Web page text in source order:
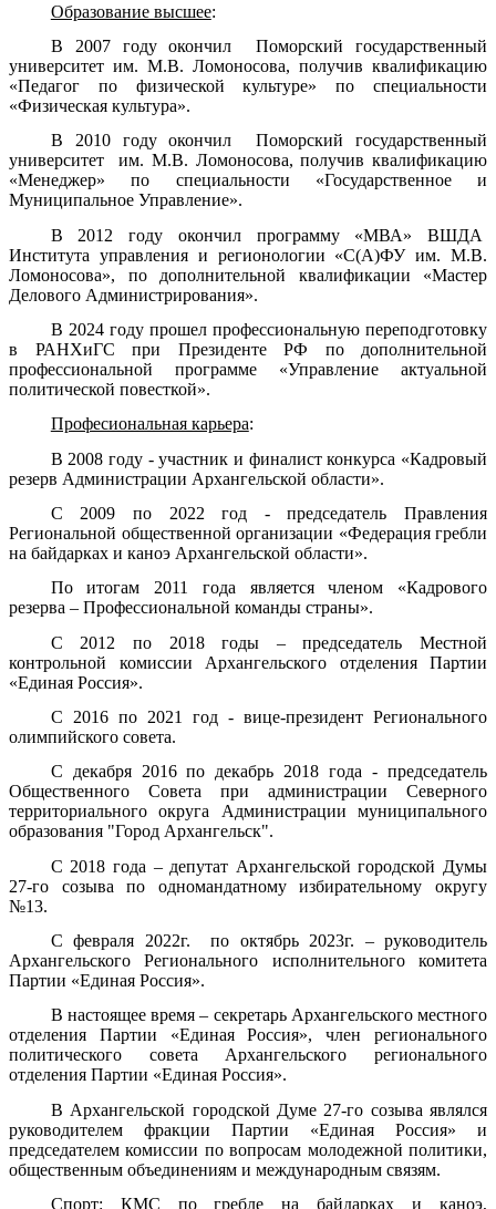
Образование высшее:
В 2007 году окончил Поморский государственный
университет им. М.В. Ломоносова, получив квалификацию
«Педагог по физической культуре» по специальности
«Физическая культура».
В 2010 году окончил Поморский государственный
университет им. М.В. Ломоносова, получив квалификацию
«Менеджер» по специальности «Государственное и
Муниципальное Управление».
В 2012 году окончил программу «МВА» ВШДА
Института управления и регионологии «С(А)ФУ им. М.В.
Ломоносова», по дополнительной квалификации «Мастер
Делового Администрирования».
В 2024 году прошел профессиональную переподготовку
в РАНХиГС при Президенте РФ по дополнительной
профессиональной программе «Управление актуальной
политической повесткой».
Професиональная карьера:
В 2008 году - участник и финалист конкурса «Кадровый
резерв Администрации Архангельской области».
С 2009 по 2022 год - председатель Правления
Региональной общественной организации «Федерация гребли
на байдарках и каноэ Архангельской области».
По итогам 2011 года является членом «Кадрового
резерва – Профессиональной команды страны».
С 2012 по 2018 годы – председатель Местной
контрольной комиссии Архангельского отделения Партии
«Единая Россия».
С 2016 по 2021 год - вице-президент Регионального
олимпийского совета.
С декабря 2016 по декабрь 2018 года - председатель
Общественного Совета при администрации Северного
территориального округа Администрации муниципального
образования "Город Архангельск".
С 2018 года – депутат Архангельской городской Думы
27-го созыва по одномандатному избирательному округу
№13.
С февраля 2022г. по октябрь 2023г. – руководитель
Архангельского Регионального исполнительного комитета
Партии «Единая Россия».
В настоящее время – секретарь Архангельского местного
отделения Партии «Единая Россия», член регионального
политического совета Архангельского регионального
отделения Партии «Единая Россия».
В Архангельской городской Думе 27-го созыва являлся
руководителем фракции Партии «Единая Россия» и
председателем комиссии по вопросам молодежной политики,
общественным объединениям и международным связям.
Спорт: КМС по гребле на байдарках и каноэ,